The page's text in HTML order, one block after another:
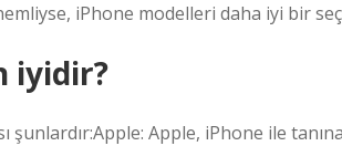
iPhone modelleri daha iyi bir
iyidir?
şunlardır:Apple: Apple, iPhone ile